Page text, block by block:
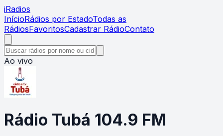
iRadios
InícioRádios por EstadoTodas as
RádiosFavoritosCadastrar RádioContato
Ao vivo
Rádio Tubá 104.9 FM